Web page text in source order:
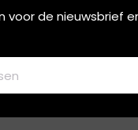
voor de nieuwsbrief